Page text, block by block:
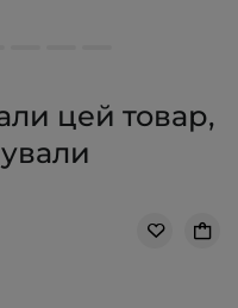
цей товар,